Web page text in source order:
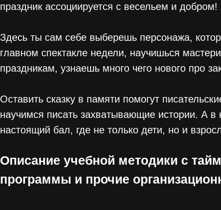
праздник ассоциируется с весельем и добром!
Здесь ты сам себе выберешь персонажа,
главном спектакле недели, научишься
праздникам, узнаешь много чего нового про
Оставить сказку в памяти помогут
научимся писать захватывающие истории. А в
настоящий бал, где не только дети, но и
Описание учебной методики с
программы и прочие